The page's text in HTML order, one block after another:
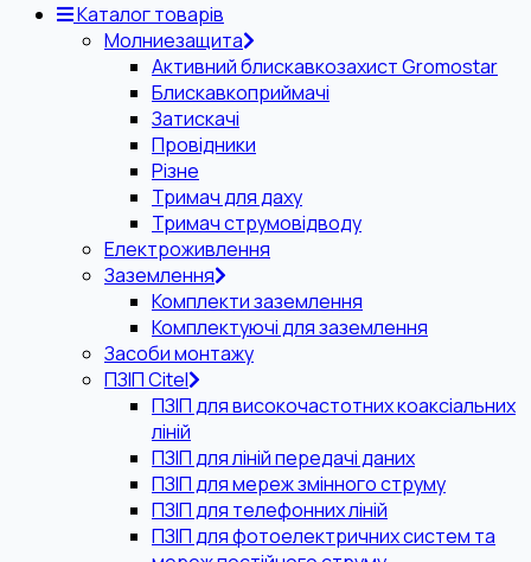
Каталог товарів
Молниезащита
Активний блискавкозахист Gromostar
Блискавкоприймачі
Затискачі
Провідники
Різне
Тримач для даху
Тримач струмовідводу
Електроживлення
Заземлення
Комплекти заземлення
Комплектуючі для заземлення
Засоби монтажу
ПЗІП Citel
ПЗІП для високочастотних коаксіальних
ліній
ПЗІП для ліній передачі даних
ПЗІП для мереж змінного струму
ПЗІП для телефонних ліній
ПЗІП для фотоелектричних систем та